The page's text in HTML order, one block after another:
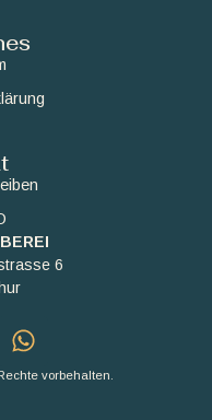
6
vorbehalten.